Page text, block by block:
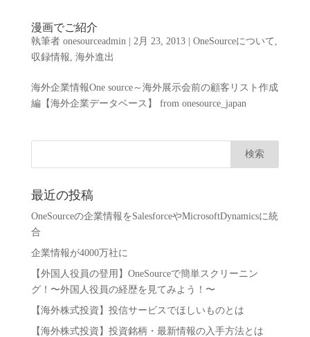
漫画でご紹介
執筆者 onesourceadmin| 2月 23, 2013| OneSourceについて ,
収録情報, 海外進出
海外企業情報One source～海外展示会前の顧客リスト作成
編【海外企業データベース】 from onesource_japan
最近の投稿
OneSourceの企業情報をSalesforceやMicrosoftDynamicsに統
合
企業情報が4000万社に
【外国人役員の登用】OneSourceで簡単スクリーニン
グ！〜外国人役員の経歴を見てみよう！〜
【海外株式投資】投信サービスでほしいものとは
【海外株式投資】投資銘柄・最新情報の入手方法とは